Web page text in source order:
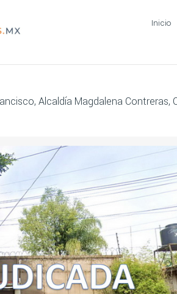
Inicio
Alcaldía Magdalena Contreras,